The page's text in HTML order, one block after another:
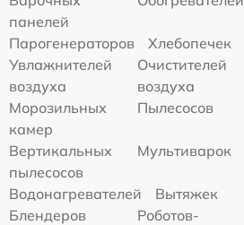
панелей
Парогенераторов
Хлебопечек
Увлажнителей
воздуха
Очистителей
воздуха
Морозильных
камер
Пылесосов
Вертикальных
пылесосов
Мультиварок
Водонагревателей
Вытяжек
Блендеров
Роботов-